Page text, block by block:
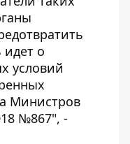
о
условий
Министров
№867", -